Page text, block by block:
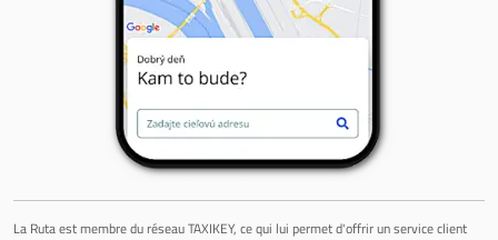
La Ruta est membre du réseau TAXIKEY, ce qui lui permet d'offrir un service client